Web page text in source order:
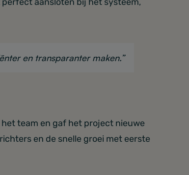
en transparanter maken.”
team en gaf het project nieuwe
en de snelle groei met eerste